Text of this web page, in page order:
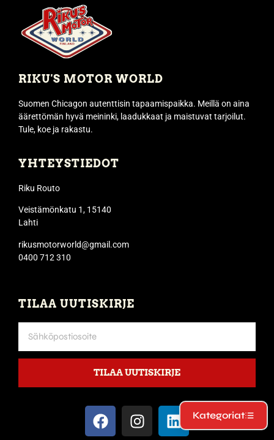
Kategoriat
RIKU'S MOTOR WORLD
Suomen Chicagon autenttisin tapaamispaikka. Meillä on aina
äärettömän hyvä meininki, laadukkaat ja maistuvat tarjoilut.
Tule, koe ja rakastu.
YHTEYSTIEDOT
Riku Routo
Veistämönkatu 1, 15140
Lahti
rikusmotorworld@gmail.com
0400 712 310
TILAA UUTISKIRJE
TILAA UUTISKIRJE